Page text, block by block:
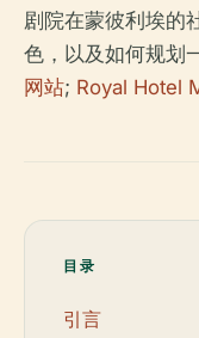
剧院在蒙彼利埃的
色，以及如何规划
网站; Royal Hotel
目录
引言